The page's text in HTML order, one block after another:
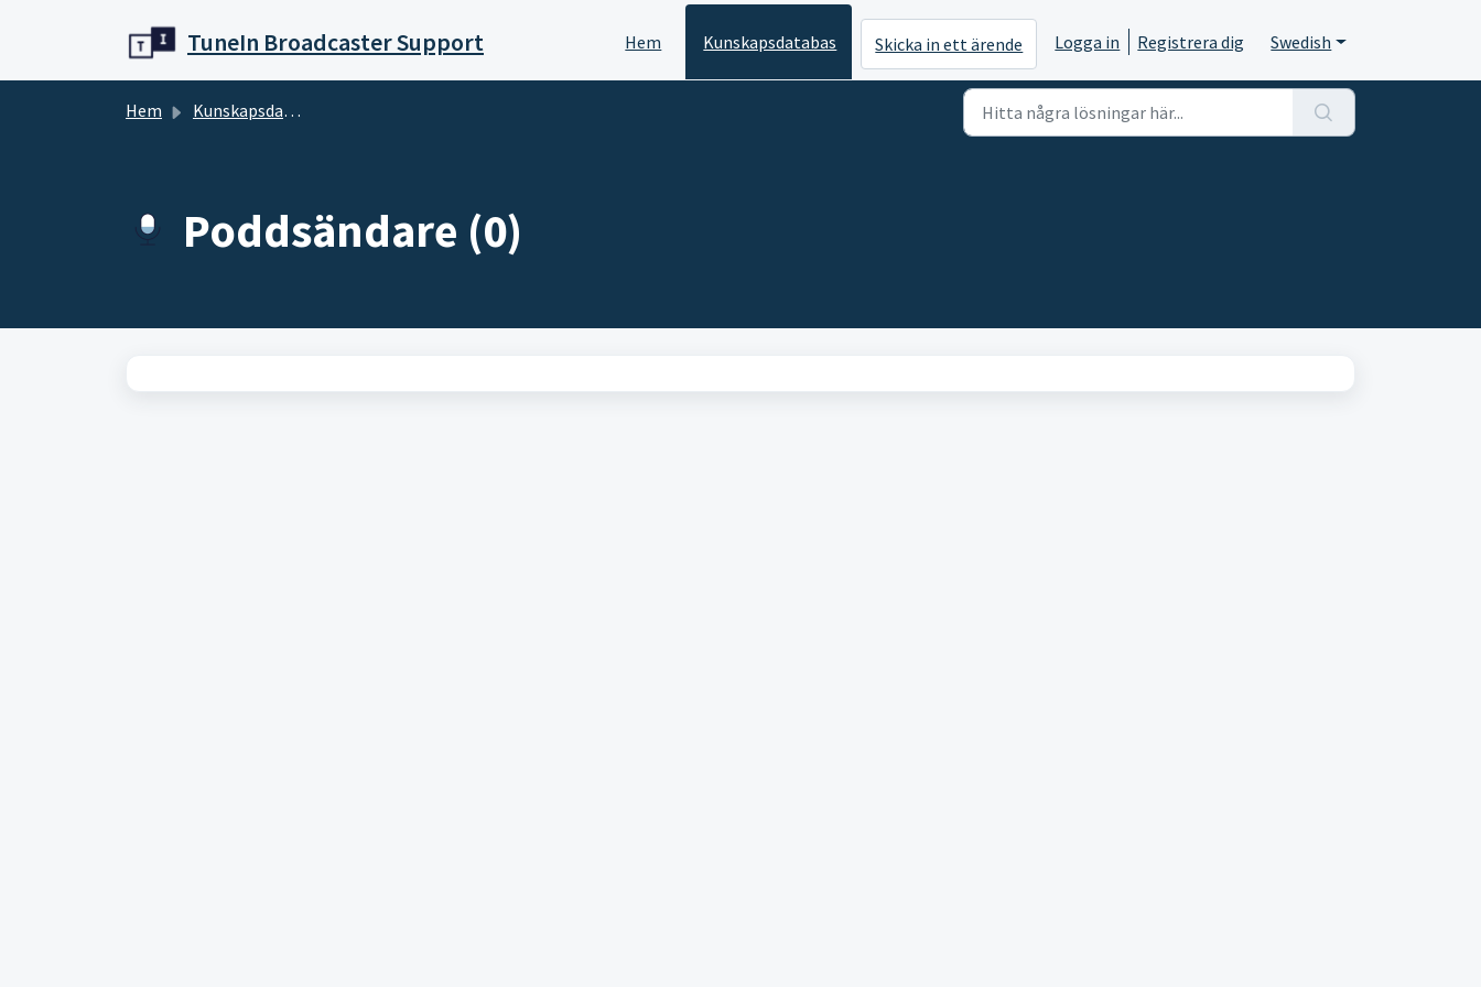
TuneIn Broadcaster Support Hem Kunskapsdatabas Skicka in ett ärende Logga in Registrera dig Swedish
Hem Kunskapsdatabas
Poddsändare (0)